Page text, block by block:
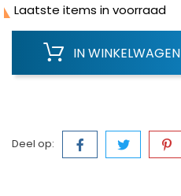
Laatste items in voorraad
IN WINKELWAGEN
Deel op: